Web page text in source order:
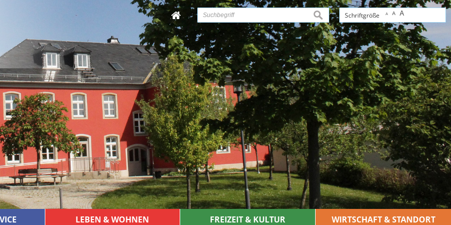
Schriftgröße A A A
suchen
LEBEN & WOHNEN FREIZEIT & KULTUR WIRTSCHAFT & STANDORT